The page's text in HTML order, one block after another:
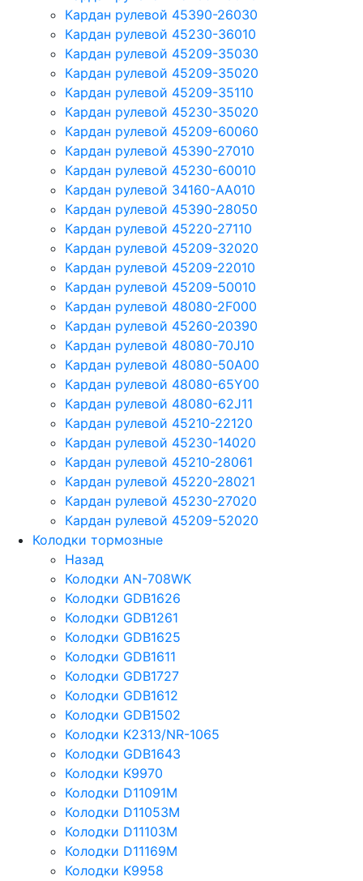
Кардан рулевой 45390-26030
Кардан рулевой 45230-36010
Кардан рулевой 45209-35030
Кардан рулевой 45209-35020
Кардан рулевой 45209-35110
Кардан рулевой 45230-35020
Кардан рулевой 45209-60060
Кардан рулевой 45390-27010
Кардан рулевой 45230-60010
Кардан рулевой 34160-AA010
Кардан рулевой 45390-28050
Кардан рулевой 45220-27110
Кардан рулевой 45209-32020
Кардан рулевой 45209-22010
Кардан рулевой 45209-50010
Кардан рулевой 48080-2F000
Кардан рулевой 45260-20390
Кардан рулевой 48080-70J10
Кардан рулевой 48080-50A00
Кардан рулевой 48080-65Y00
Кардан рулевой 48080-62J11
Кардан рулевой 45210-22120
Кардан рулевой 45230-14020
Кардан рулевой 45210-28061
Кардан рулевой 45220-28021
Кардан рулевой 45230-27020
Кардан рулевой 45209-52020
Колодки тормозные
Назад
Колодки AN-708WK
Колодки GDB1626
Колодки GDB1261
Колодки GDB1625
Колодки GDB1611
Колодки GDB1727
Колодки GDB1612
Колодки GDB1502
Колодки K2313/NR-1065
Колодки GDB1643
Колодки K9970
Колодки D11091M
Колодки D11053M
Колодки D11103M
Колодки D11169M
Колодки K9958